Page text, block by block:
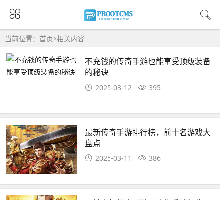
当前位置： 首页>相关内容
不充钱的传奇手游也能享受顶级装备
的秘诀
2025-03-12 395
最新传奇手游排行榜，前十名游戏大
盘点
2025-03-11 386